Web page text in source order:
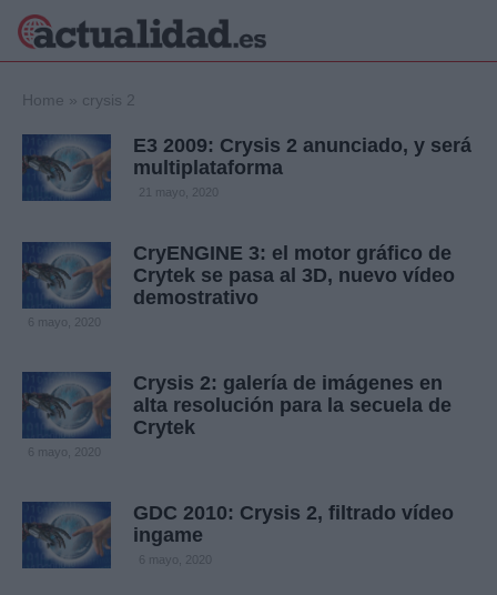
Política
Crónica
Economía
Viajes
Deportes
Gente
Home » crysis 2
E3 2009: Crysis 2 anunciado, y será
multiplataforma
21 mayo, 2020
CryENGINE 3: el motor gráfico de
Crytek se pasa al 3D, nuevo vídeo
demostrativo
6 mayo, 2020
Crysis 2: galería de imágenes en
alta resolución para la secuela de
Crytek
6 mayo, 2020
GDC 2010: Crysis 2, filtrado vídeo
ingame
6 mayo, 2020